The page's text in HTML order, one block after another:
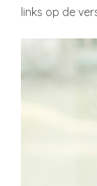
links op de